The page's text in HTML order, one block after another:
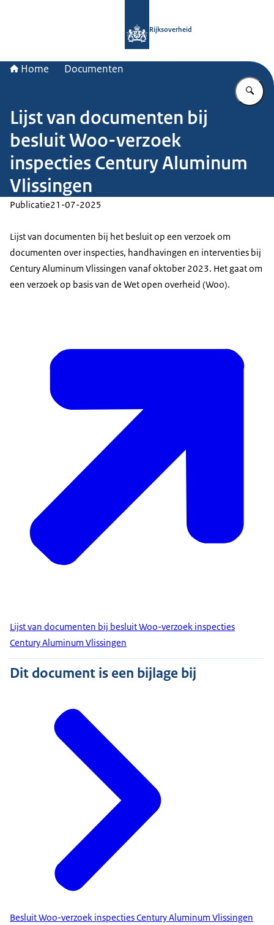
Rijksoverheid
Home Documenten
Lijst van documenten bij
besluit Woo-verzoek
inspecties Century Aluminum
Vlissingen
Publicatie21-07-2025
Lijst van documenten bij het besluit op een verzoek om
documenten over inspecties, handhavingen en interventies bij
Century Aluminum Vlissingen vanaf oktober 2023. Het gaat om
een verzoek op basis van de Wet open overheid (Woo).
Lijst van documenten bij besluit Woo-verzoek inspecties
Century Aluminum Vlissingen
Dit document is een bijlage bij
Besluit Woo-verzoek inspecties Century Aluminum Vlissingen